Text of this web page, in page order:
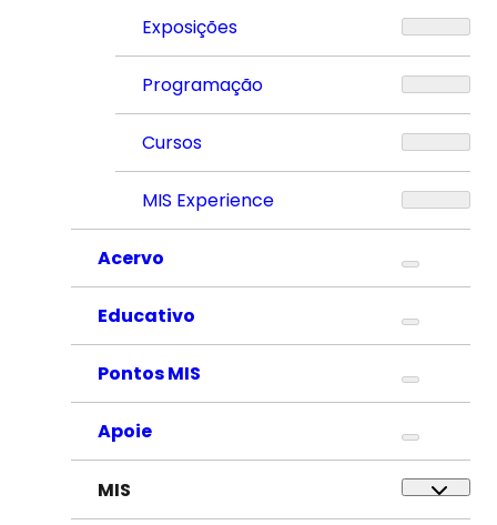
Exposições
Programação
Cursos
MIS Experience
Acervo
Educativo
Pontos MIS
Apoie
MIS